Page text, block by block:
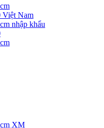
Việt Nam
nhập khẩu
XM